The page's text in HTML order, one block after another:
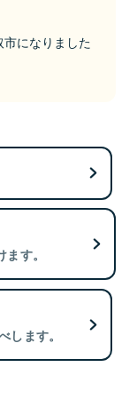
になりました
す。
します。